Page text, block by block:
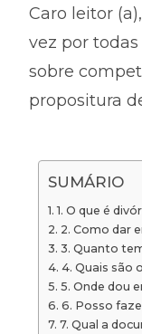
Caro leitor
vez por
sobre
propositura
SUMÁRIO
1. O que é
2. Como dar
3. Quanto
4. Quais são
5. Onde dou
6. Posso
7. Qual a